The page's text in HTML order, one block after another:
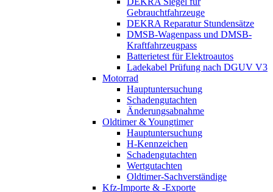
Gebrauchtfahrzeuge
DEKRA Reparatur Stundensätze
DMSB-Wagenpass und DMSB-
Kraftfahrzeugpass
Batterietest für Elektroautos
Ladekabel Prüfung nach DGUV V3
Motorrad
Hauptuntersuchung
Schadengutachten
Änderungsabnahme
Oldtimer & Youngtimer
Hauptuntersuchung
H-Kennzeichen
Schadengutachten
Wertgutachten
Oldtimer-Sachverständige
Kfz-Importe & -Exporte